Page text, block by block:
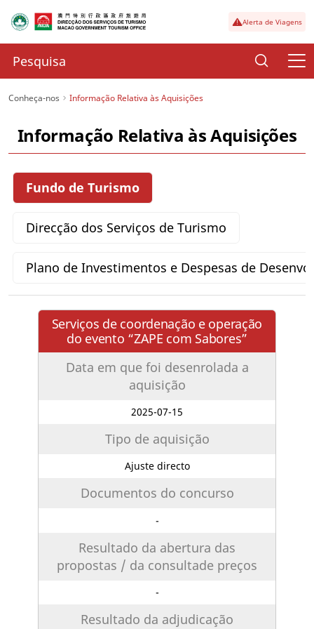
Alerta de Viagens
Conheça-nos Informação Relativa às Aquisições
Informação Relativa às Aquisições
Fundo de Turismo
Direcção dos Serviços de Turismo
Plano de Investimentos e Despesas de
Serviços de coordenação e operação
do evento “ZAPE com Sabores”
Data em que foi desenrolada a
aquisição
2025-07-15
Tipo de aquisição
Ajuste directo
Documentos do concurso
-
Resultado da abertura das
propostas / da consultade preços
-
Resultado da adjudicação